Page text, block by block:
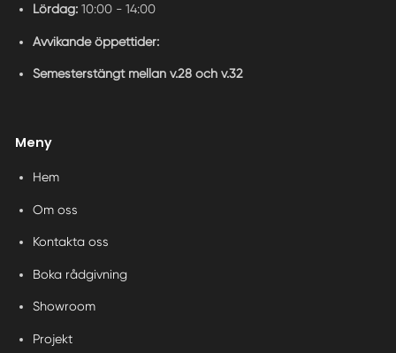
Lördag:10:00 - 14:00
Avvikande öppettider:
Semesterstängt mellan v.28 och v.32
Meny
Hem
Om oss
Kontakta oss
Boka rådgivning
Showroom
Projekt